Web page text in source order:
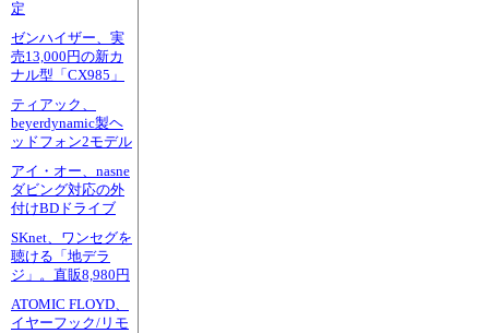
定
ゼンハイザー、実
売13,000円の新カ
ナル型「CX985」
ティアック、
beyerdynamic製ヘ
ッドフォン2モデル
アイ・オー、nasne
ダビング対応の外
付けBDドライブ
SKnet、ワンセグを
聴ける「地デラ
ジ」。直販8,980円
ATOMIC FLOYD、
イヤーフック/リモ